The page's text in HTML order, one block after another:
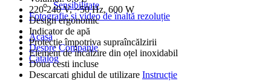
Sensibilitate
Fotografie și video de înaltă rezoluție
Acasă
Despre Companie
Catalog
220-240 V, ~50 Hz, 600 W
Design ergonomic
Indicator de apă
Protecție împotriva supraîncălzirii
Element de încălzire din oțel inoxidabil
Doua cesti incluse
Descarcati ghidul de utilizare Instrucție